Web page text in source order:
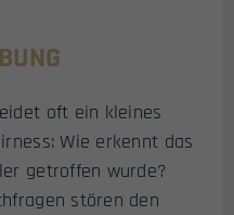
oft ein kleines
Wie erkennt das
getroffen wurde?
stören den